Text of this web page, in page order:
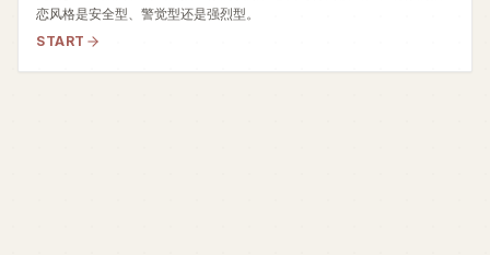
恋风格是安全型、警觉型还是强烈型。
START